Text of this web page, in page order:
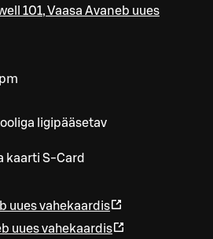
101,Vaasa Avaneb uues
ligipääsetav
kaarti S-Card
uues vahekaardis
uues vahekaardis